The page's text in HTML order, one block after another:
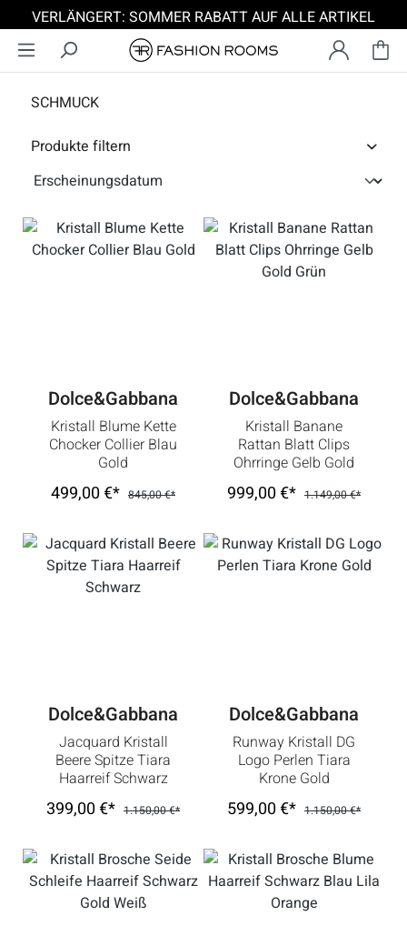
Zum Hauptinhalt springen
VERLÄNGERT: SOMMER RABATT AUF ALLE ARTIKEL
SCHMUCK
Produkte filtern
Dolce&Gabbana
Kristall Blume Kette
Chocker Collier Blau
Gold
499,00 €* 845,00 €*
Dolce&Gabbana
Kristall Banane
Rattan Blatt Clips
Ohrringe Gelb Gold
Grün
999,00 €* 1.149,00 €*
Dolce&Gabbana
Jacquard Kristall
Beere Spitze Tiara
Haarreif Schwarz
399,00 €* 1.150,00 €*
Dolce&Gabbana
Runway Kristall DG
Logo Perlen Tiara
Krone Gold
599,00 €* 1.150,00 €*